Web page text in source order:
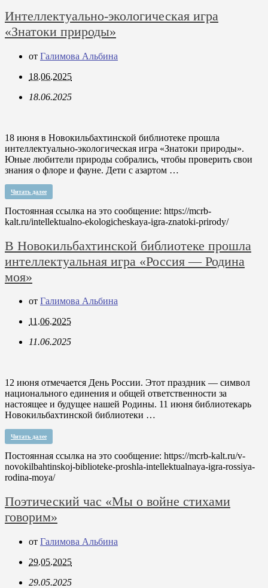
Интеллектуально-экологическая игра
«Знатоки природы»
от Галимова Альбина
18.06.2025
18.06.2025
18 июня в Новокильбахтинской библиотеке прошла
интеллектуально-экологическая игра «Знатоки природы».
Юные любители природы собрались, чтобы проверить свои
знания о флоре и фауне. Дети с азартом …
Читать далее
Постоянная ссылка на это сообщение: https://mcrb-
kalt.ru/intellektualno-ekologicheskaya-igra-znatoki-prirody/
В Новокильбахтинской библиотеке прошла
интеллектуальная игра «Россия — Родина
моя»
от Галимова Альбина
11.06.2025
11.06.2025
12 июня отмечается День России. Этот праздник — символ
национального единения и общей ответственности за
настоящее и будущее нашей Родины. 11 июня библиотекарь
Новокильбахтинской библиотеки …
Читать далее
Постоянная ссылка на это сообщение: https://mcrb-kalt.ru/v-
novokilbahtinskoj-biblioteke-proshla-intellektualnaya-igra-rossiya-
rodina-moya/
Поэтический час «Мы о войне стихами
говорим»
от Галимова Альбина
29.05.2025
29.05.2025